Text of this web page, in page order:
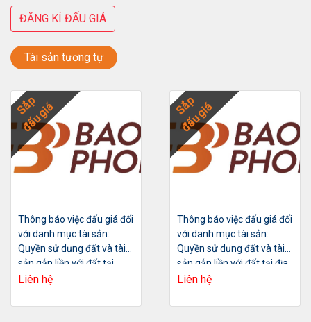
ĐĂNG KÍ ĐẤU GIÁ
Tài sản tương tự
Sắp
đấu giá
Thông báo việc đấu giá đối
với danh mục tài sản:
Quyền sử dụng đất và tài
sản gắn liền với đất tại
thửa đất số 208, tờ bản đồ
Liên hệ
Sắp
đấu giá
Thông báo việc đấu giá đối
với danh mục tài sản:
Quyền sử dụng đất và tài
sản gắn liền với đất tại địa
chỉ: Ô số 16 Lô TT6A dự án
Đàm,
Liên hệ